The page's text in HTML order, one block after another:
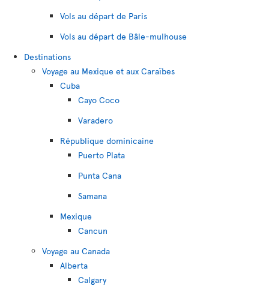
Vols au départ de Paris
Vols au départ de Bâle-mulhouse
Destinations
Voyage au Mexique et aux Caraïbes
Cuba
Cayo Coco
Varadero
République dominicaine
Puerto Plata
Punta Cana
Samana
Mexique
Cancun
Voyage au Canada
Alberta
Calgary